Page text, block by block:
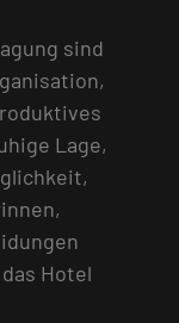
sind
Lage,
Hotel